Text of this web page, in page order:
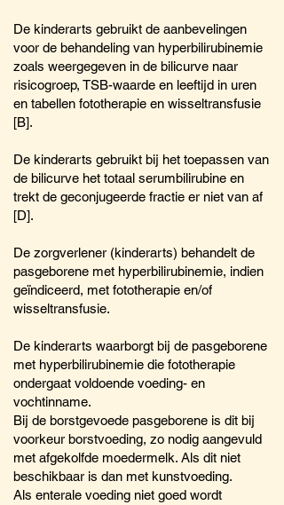
De kinderarts gebruikt de aanbevelingen
voor de behandeling van hyperbilirubinemie
zoals weergegeven in de bilicurve naar
risicogroep, TSB-waarde en leeftijd in uren
en tabellen fototherapie en wisseltransfusie
[B].
De kinderarts gebruikt bij het toepassen van
de bilicurve het totaal serumbilirubine en
trekt de geconjugeerde fractie er niet van af
[D].
De zorgverlener (kinderarts) behandelt de
pasgeborene met hyperbilirubinemie, indien
geïndiceerd, met fototherapie en/of
wisseltransfusie.
De kinderarts waarborgt bij de pasgeborene
met hyperbilirubinemie die fototherapie
ondergaat voldoende voeding- en
vochtinname.
Bij de borstgevoede pasgeborene is dit bij
voorkeur borstvoeding, zo nodig aangevuld
met afgekolfde moedermelk. Als dit niet
beschikbaar is dan met kunstvoeding.
Als enterale voeding niet goed wordt